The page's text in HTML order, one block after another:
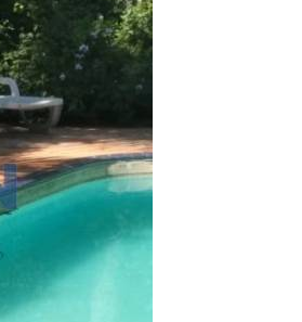
Ver Detalhes
R$ 1.650.000
Chácara, Sítio ou Fazenda
Parque Santa Guilhermina
5 Quartos
5 Banheiros